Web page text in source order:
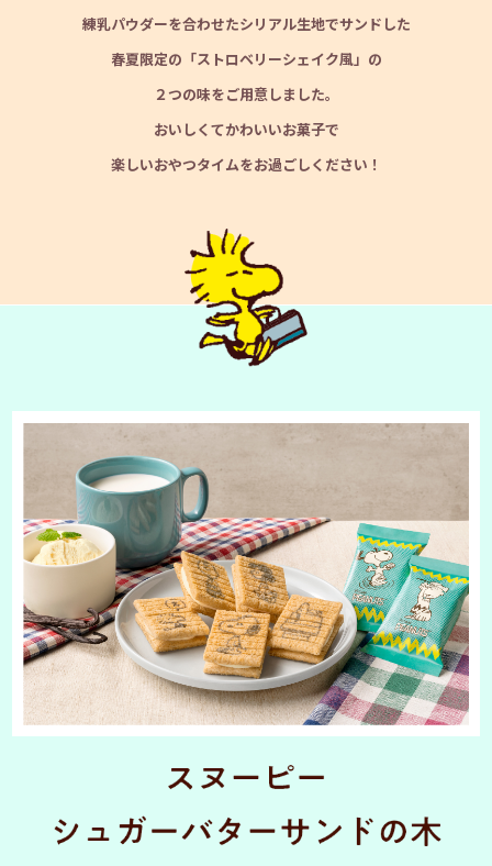
練乳パウダーを合わせたシリアル生地でサンドした
春夏限定の「ストロベリーシェイク風」の
２つの味をご用意しました。
おいしくてかわいいお菓子で
楽しいおやつタイムをお過ごしください！